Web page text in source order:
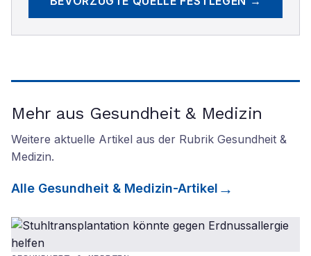
Mehr aus Gesundheit & Medizin
Weitere aktuelle Artikel aus der Rubrik Gesundheit &
Medizin.
Alle Gesundheit & Medizin-Artikel